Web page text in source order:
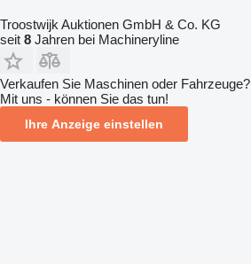
Troostwijk Auktionen GmbH & Co. KG
seit 8 Jahren bei Machineryline
Verkaufen Sie Maschinen oder Fahrzeuge?
Mit uns - können Sie das tun!
Ihre Anzeige einstellen